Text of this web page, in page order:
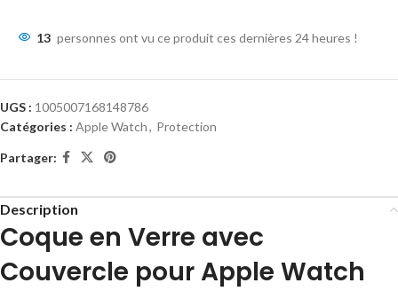
13 personnes ont vu ce produit ces dernières 24 heures !
UGS : 1005007168148786
Catégories : Apple Watch, Protection
Partager:
Description
Coque en Verre avec
Couvercle pour Apple Watch